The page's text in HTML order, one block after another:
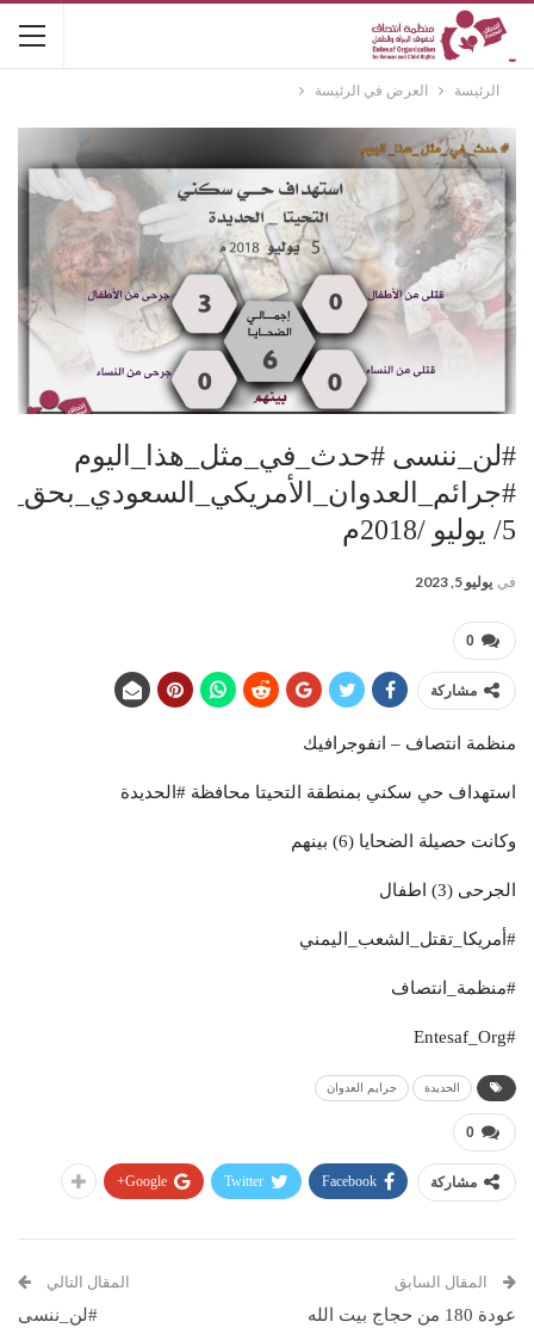
الرئيسة العرض في الرئيسة
#لن_ننسى #حدث_في_مثل_هذا_اليوم
5/ يوليو /2018م
في يوليو 5, 2023
0
مشاركة
منظمة انتصاف – انفوجرافيك
استهداف حي سكني بمنطقة التحيتا محافظة #الحديدة
وكانت حصيلة الضحايا (6) بينهم
الجرحى (3) اطفال
#أمريكا_تقتل_الشعب_اليمني
#منظمة_انتصاف
#Entesaf_Org
الحديدة جرايم العدوان
0
مشاركة Facebook
Twitter
Google+
المقال السابق
عودة 180 من حجاج بيت الله
المقال التالي
#لن_ننسى